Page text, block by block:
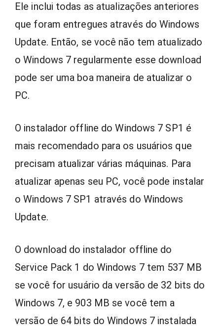
Ele inclui todas as atualizações anteriores
que foram entregues através do Windows
Update. Então, se você não tem atualizado
o Windows 7 regularmente esse download
pode ser uma boa maneira de atualizar o
PC.
O instalador offline do Windows 7 SP1 é
mais recomendado para os usuários que
precisam atualizar várias máquinas. Para
atualizar apenas seu PC, você pode instalar
o Windows 7 SP1 através do Windows
Update.
O download do instalador offline do
Service Pack 1 do Windows 7 tem 537 MB
se você for usuário da versão de 32 bits do
Windows 7, e 903 MB se você tem a
versão de 64 bits do Windows 7 instalada